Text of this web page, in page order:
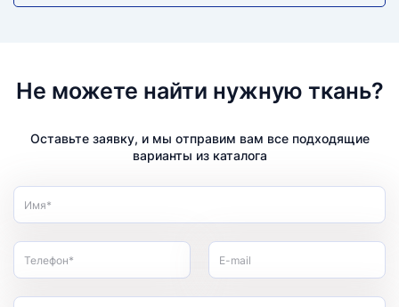
Не можете найти нужную ткань?
Оставьте заявку, и мы отправим вам все подходящие
варианты из каталога
Имя*
Телефон* E-mail